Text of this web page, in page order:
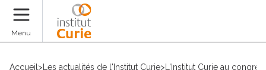
Menu
Accueil > Les actualités de l'Institut Curie> L'Institut Curie au